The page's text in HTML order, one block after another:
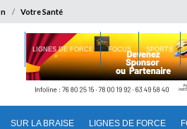
Votre Santé
SUR LA BRAISE LIGNES DE FORCE
LIGNES DE FORCE FOCUS SPORTS